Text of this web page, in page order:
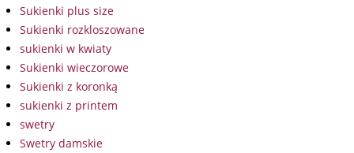
Sukienki plus size
Sukienki rozkloszowane
sukienki w kwiaty
Sukienki wieczorowe
Sukienki z koronką
sukienki z printem
swetry
Swetry damskie